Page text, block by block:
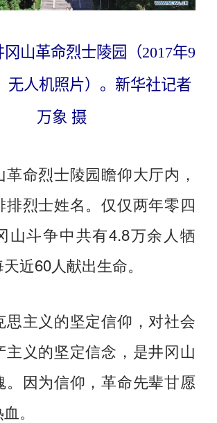
冈山革命烈士陵园（2017年9
无人机照片）。新华社记者
万象 摄
命烈士陵园瞻仰大厅内，
排烈士姓名。仅仅两年零四
山斗争中共有4.8万余人牺
近60人献出生命。
主义的坚定信仰，对社会
主义的坚定信念，是井冈山
。因为信仰，革命先辈甘愿
。